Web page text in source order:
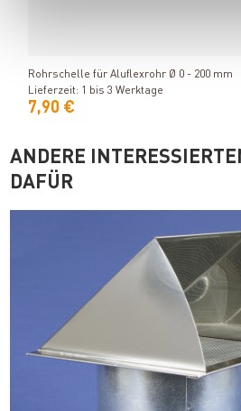
Rohrschelle für Aluflexrohr Ø 0 - 200 mm
Lieferzeit: 1 bis 3 Werktage
7,90 €
ANDERE
DAFÜR